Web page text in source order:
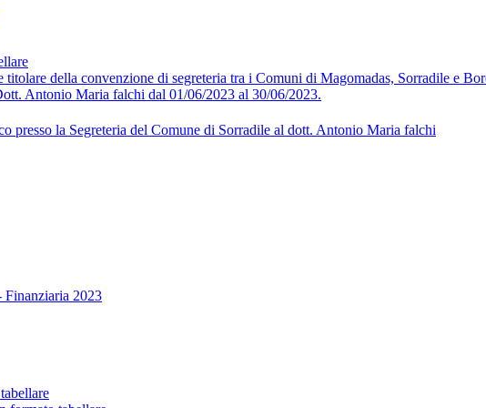
titolare della convenzione di segreteria tra i Comuni di Magomadas, Sorradile e
Antonio Maria falchi dal 01/06/2023 al 30/06/2023.
presso la Segreteria del Comune di Sorradile al dott. Antonio Maria falchi
2023